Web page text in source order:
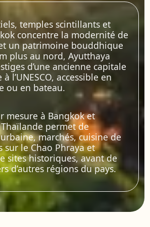
temples scintillants et
concentre la modernité de
un patrimoine bouddhique
plus au nord, Ayutthaya
d’une ancienne capitale
l’UNESCO, accessible en
ou en bateau.
mesure à Bangkok et
permet de
marchés, cuisine de
sur le Chao Phraya et
sites historiques, avant de
d’autres régions du pays.